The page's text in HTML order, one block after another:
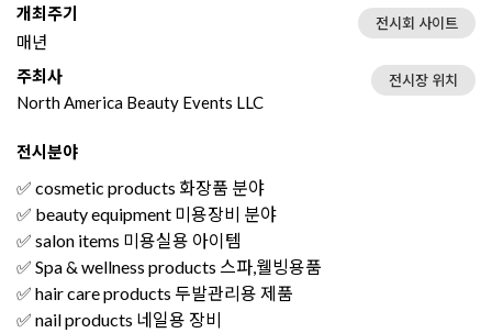
개최주기
매년
전시회 사이트
주최사
North America Beauty Events LLC
전시장 위치
전시분야
✅ cosmetic products 화장품 분야
✅ beauty equipment 미용장비 분야
✅ salon items 미용실용 아이템
✅ Spa & wellness products 스파,웰빙용품
✅ hair care products 두발관리용 제품
✅ nail products 네일용 장비